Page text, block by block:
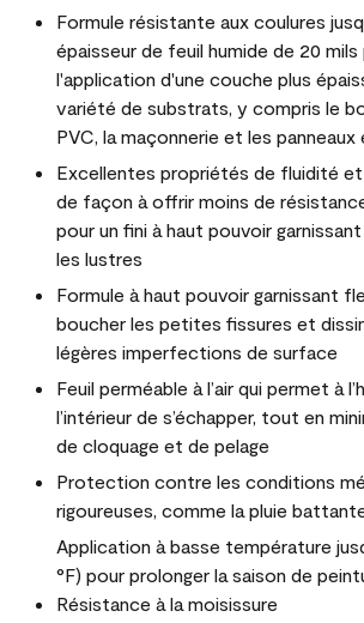
Formule résistante aux coulures
épaisseur de feuil humide de 20
l'application d'une couche plus
variété de substrats, y compris le
PVC, la maçonnerie et les
Excellentes propriétés de fluidité
de façon à offrir moins de
pour un fini à haut pouvoir
les lustres
Formule à haut pouvoir garnissant
boucher les petites fissures et
légères imperfections de surface
Feuil perméable à l’air qui permet à
l’intérieur de s’échapper, tout en
de cloquage et de pelage
Protection contre les conditions
rigoureuses, comme la pluie
Application à basse température
°F) pour prolonger la saison de
Résistance à la moisissure